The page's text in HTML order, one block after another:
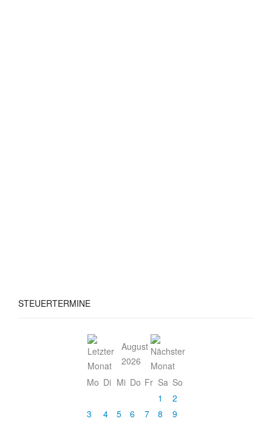
STEUERTERMINE
August
2026
Mo Di Mi Do Fr Sa So
1
2
3
4 5 6 7 8
9